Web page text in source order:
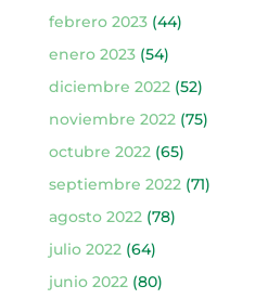
febrero 2023(44)
enero 2023(54)
diciembre 2022(52)
noviembre 2022(75)
octubre 2022(65)
septiembre 2022(71)
agosto 2022(78)
julio 2022(64)
junio 2022(80)